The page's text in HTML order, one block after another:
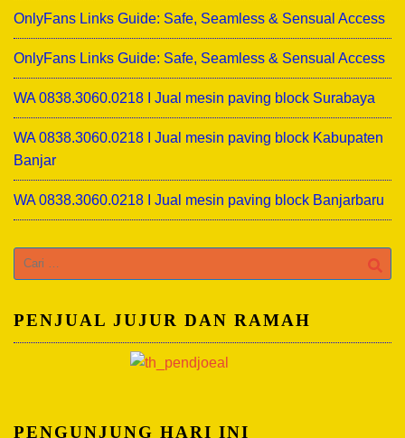
OnlyFans Links Guide: Safe, Seamless & Sensual Access
OnlyFans Links Guide: Safe, Seamless & Sensual Access
WA 0838.3060.0218 I Jual mesin paving block Surabaya
WA 0838.3060.0218 I Jual mesin paving block Kabupaten
Banjar
WA 0838.3060.0218 I Jual mesin paving block Banjarbaru
Cari
untuk:
PENJUAL JUJUR DAN RAMAH
PENGUNJUNG HARI INI